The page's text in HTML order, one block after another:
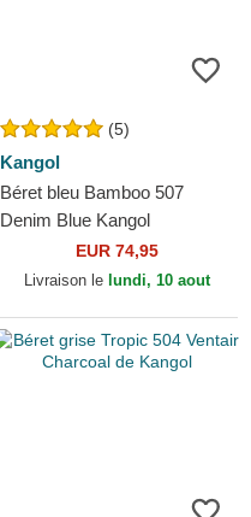
(5)
Kangol
Béret bleu Bamboo 507
Denim Blue Kangol
EUR 74,95
Livraison le lundi, 10 aout